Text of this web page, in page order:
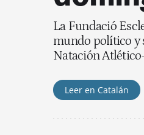
La Fundació
mundo político y
Natación
Leer en Catalán